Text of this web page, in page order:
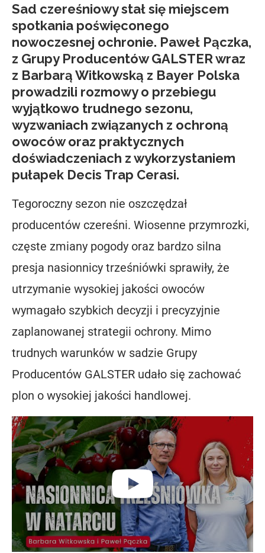
Sad czereśniowy stał się miejscem
spotkania poświęconego
nowoczesnej ochronie. Paweł Pączka,
z Grupy Producentów GALSTER wraz
z Barbarą Witkowską z Bayer Polska
prowadzili rozmowy o przebiegu
wyjątkowo trudnego sezonu,
wyzwaniach związanych z ochroną
owoców oraz praktycznych
doświadczeniach z wykorzystaniem
pułapek Decis Trap Cerasi.
Tegoroczny sezon nie oszczędzał
producentów czereśni. Wiosenne przymrozki,
częste zmiany pogody oraz bardzo silna
presja nasionnicy trześniówki sprawiły, że
utrzymanie wysokiej jakości owoców
wymagało szybkich decyzji i precyzyjnie
zaplanowanej strategii ochrony. Mimo
trudnych warunków w sadzie Grupy
Producentów GALSTER udało się zachować
plon o wysokiej jakości handlowej.